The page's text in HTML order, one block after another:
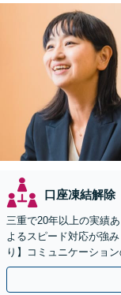
口座凍結解除
三重で20年以上の実績
よるスピード対応が強
り】コミュニケーショ
して尽力します【完全